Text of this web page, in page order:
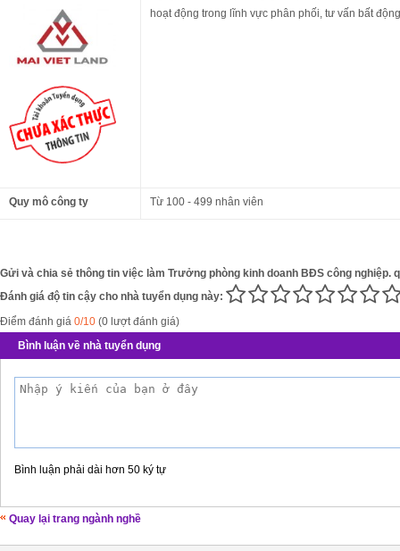
hoạt động trong lĩnh vực phân phối, tư vấn bất
Quy mô công ty Từ 100 - 499 nhân viên
Gửi và chia sẻ thông tin việc làm Trưởng phòng kinh doanh BĐS công nghiệp.
Đánh giá độ tin cậy cho nhà tuyển dụng này:
Điểm đánh giá 0/10 (0 lượt đánh giá)
Bình luận về nhà tuyển dụng
Bình luận phải dài hơn 50 ký tự
Quay lại trang ngành nghề